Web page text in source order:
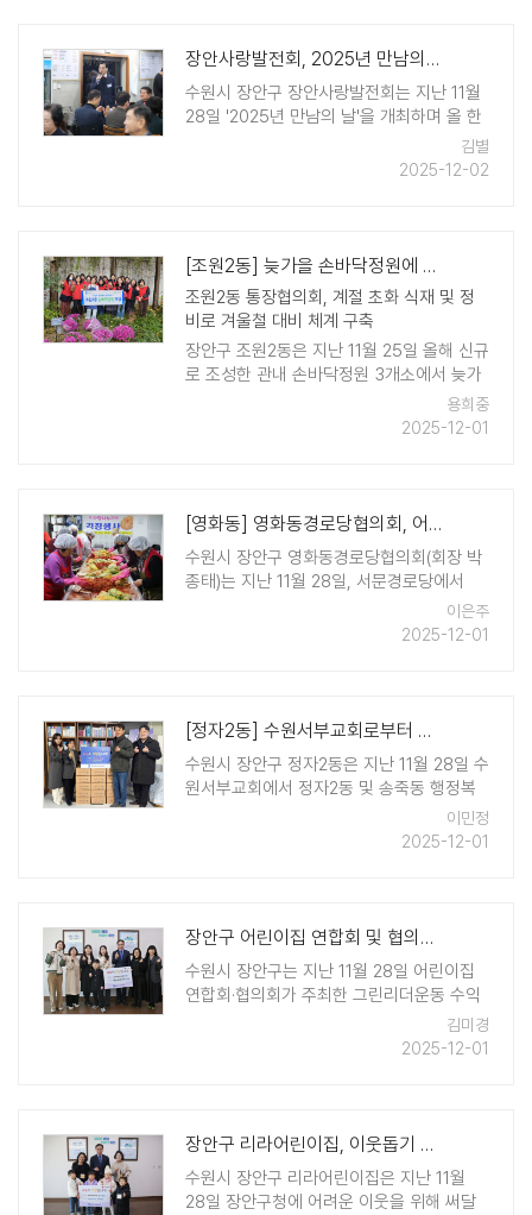
장안사랑발전회, 2025년 만남의 날 개최
수원시 장안구 장안사랑발전회는 지난 11월
28일 '2025년 만남의 날'을 개최하며 올 한
해 추진해 온 다양한 나눔 활동을 돌아보고
앞으로의 운영 방향을 모색하는 시간을 마련
김별
2025-12-02
[조원2동] 늦가을 손바닥정원에 꽃피운 주민 정성
조원2동 통장협의회, 계절 초화 식재 및 정
비로 겨울철 대비 체계 구축
장안구 조원2동은 지난 11월 25일 올해 신규
로 조성한 관내 손바닥정원 3개소에서 늦가
을 초화류 식재와 겨울철 대비 유지관리 작
업을 진행했다. 이번 작업에는 통장협의회
용희중
2025-12-01
[영화동] 영화동경로당협의회, 어르신의 따뜻한 겨울나기를 위한 사랑의 김장나..
수원시 장안구 영화동경로당협의회(회장 박
종태)는 지난 11월 28일, 서문경로당에서
'2025 사랑의 김장나눔' 행사를 열었다. 이
날 행사에는 영화동 관내 9개소 경로당 회원
이은주
2025-12-01
[정자2동] 수원서부교회로부터 김장김치 50박스 기부 받아
수원시 장안구 정자2동은 지난 11월 28일 수
원서부교회에서 정자2동 및 송죽동 행정복
지센터와 정자2동 지역의 어려운 이웃에게
50박스를 기부했다. 수원서부교회는 '이웃
이민정
2025-12-01
장안구 어린이집 연합회 및 협의회, 그린(GREEN)리더 운동 수익금 전액 ..
수원시 장안구는 지난 11월 28일 어린이집
연합회·협의회가 주최한 그린리더운동 수익
금 전달식을 가졌다. 장안구 어린이집 연합
회·협의회는 지난 8일 '지구를 살리는 어린이
김미경
2025-12-01
장안구 리라어린이집, 이웃돕기 성금 70만원 전달
수원시 장안구 리라어린이집은 지난 11월
28일 장안구청에 어려운 이웃을 위해 써달